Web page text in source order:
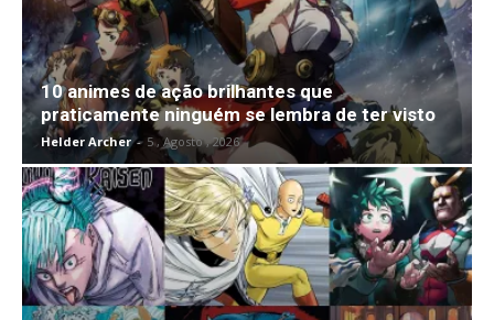
10 animes de ação brilhantes que
praticamente ninguém se lembra de ter visto
Helder Archer - 5 , Agosto , 2026